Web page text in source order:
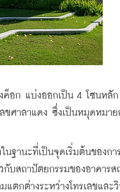
อก แบ่งออกเป็น 4 โซนหลั
ลขศาลาแดง ซึ่งเป็นหมุดหมา
ฐานะที่เป็นจุดเริ่มต้นของกา
บสถาปัตยกรรมของอาคารส
แตกต่างระหว่างโทรเลขและ